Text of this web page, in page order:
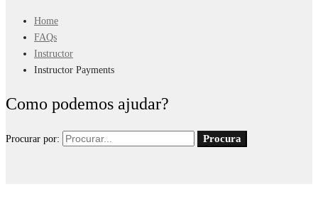
Home
FAQs
Instructor
Instructor Payments
Como podemos ajudar?
Procurar por: Procura